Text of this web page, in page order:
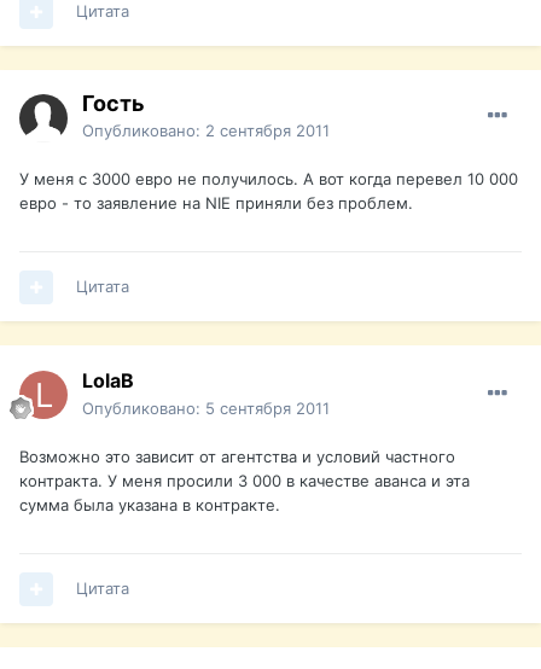
Цитата
Гость
Опубликовано: 2 сентября 2011
У меня с 3000 евро не получилось. А вот когда перевел 10 000
евро - то заявление на NIE приняли без проблем.
Цитата
LolaB
Опубликовано: 5 сентября 2011
Возможно это зависит от агентства и условий частного
контракта. У меня просили 3 000 в качестве аванса и эта
сумма была указана в контракте.
Цитата